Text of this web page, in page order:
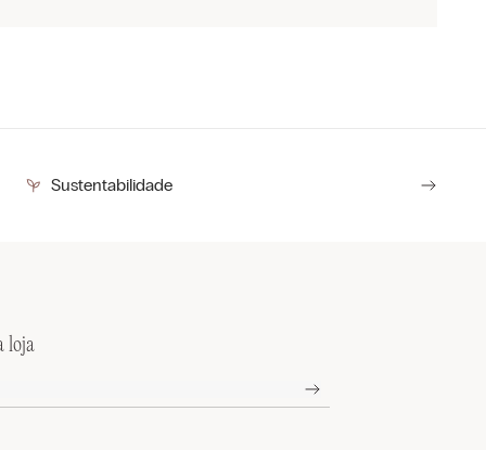
Sustentabilidade
loja